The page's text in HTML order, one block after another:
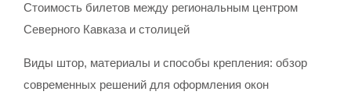
Стоимость билетов между региональным центром
Северного Кавказа и столицей
Виды штор, материалы и способы крепления: обзор
современных решений для оформления окон